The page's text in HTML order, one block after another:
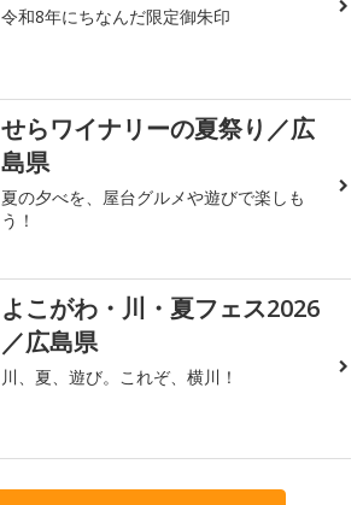
令和8年にちなんだ限定御朱印
せらワイナリーの夏祭り／広
島県
夏の夕べを、屋台グルメや遊びで楽しも
う！
よこがわ・川・夏フェス2026
／広島県
川、夏、遊び。これぞ、横川！